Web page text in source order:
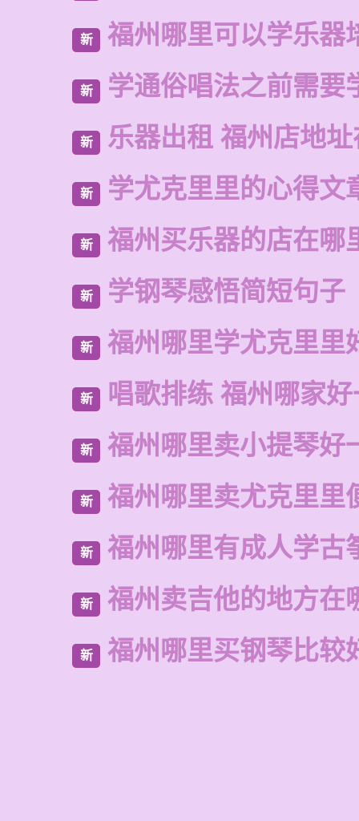
新 福州哪里可以学乐器
新 学通俗唱法之前需要
新 乐器出租 福州店地
新 学尤克里里的心得文
新 福州买乐器的店在哪
新 学钢琴感悟简短句子
新 福州哪里学尤克里里
新 唱歌排练 福州哪家
新 福州哪里卖小提琴好
新 福州哪里卖尤克里里
新 福州哪里有成人学古
新 福州卖吉他的地方在
新 福州哪里买钢琴比较